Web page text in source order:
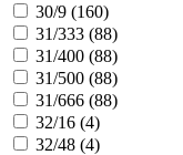
30/9 (160)
31/333 (88)
31/400 (88)
31/500 (88)
31/666 (88)
32/16 (4)
32/48 (4)